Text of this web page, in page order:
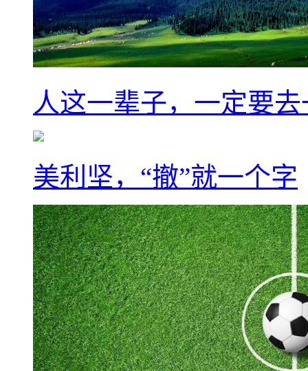
人这一辈子，一定要
美利坚，“撤”就一个字